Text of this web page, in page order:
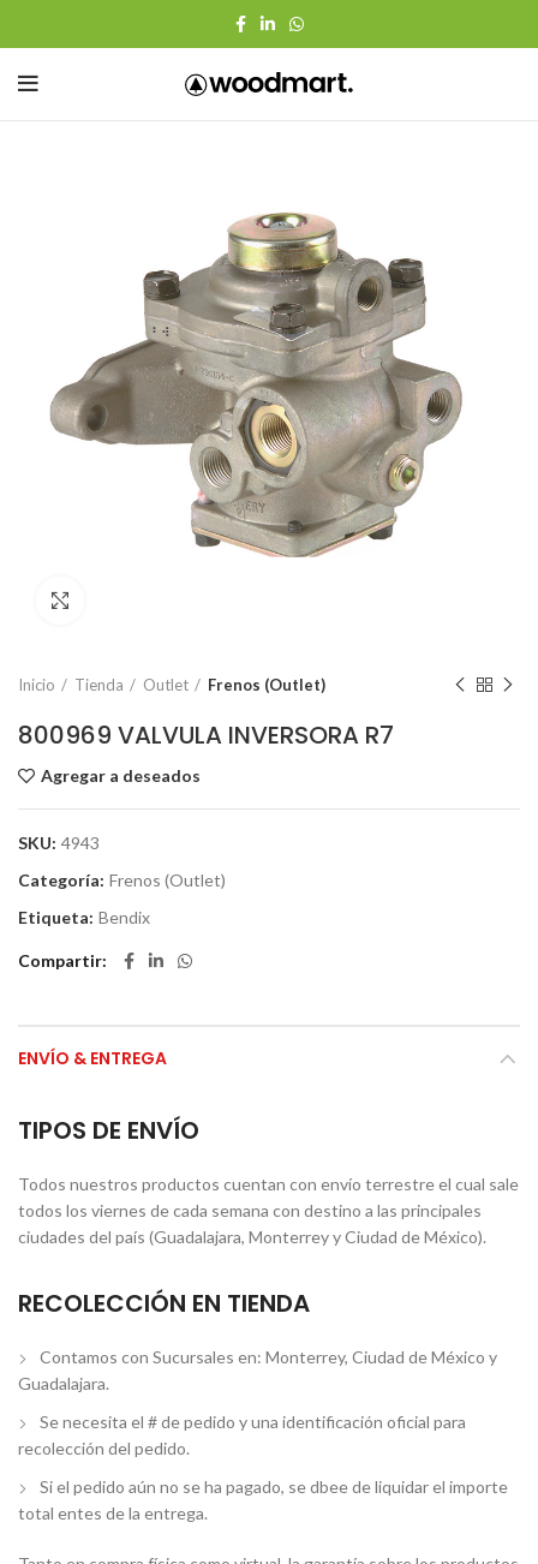
Inicio Tienda Outlet Frenos (Outlet)
800969 VALVULA INVERSORA R7
Agregar a deseados
SKU: 4943
Categoría: Frenos (Outlet)
Etiqueta: Bendix
Compartir
ENVÍO & ENTREGA
TIPOS DE ENVÍO
Todos nuestros productos cuentan con envío terrestre el cual sale
todos los viernes de cada semana con destino a las principales
ciudades del país (Guadalajara, Monterrey y Ciudad de México).
RECOLECCIÓN EN TIENDA
Contamos con Sucursales en: Monterrey, Ciudad de México y
Guadalajara.
Se necesita el # de pedido y una identificación oficial para
recolección del pedido.
Si el pedido aún no se ha pagado, se dbee de liquidar el importe
total entes de la entrega.